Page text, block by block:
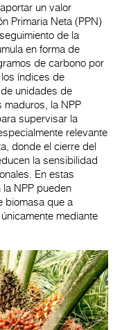
un valor
Primaria Neta (PPN)
de la
en forma de
de carbono por
índices de
unidades de
maduros, la NPP
supervisar la
relevante
donde el cierre del
la sensibilidad
En estas
NPP pueden
biomasa que a
mediante